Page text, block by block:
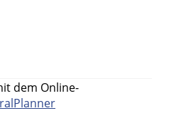
dem Online-